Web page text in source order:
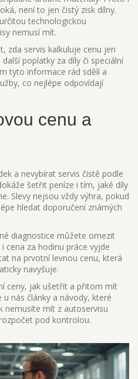
není to jen čistý zisk dílny.
technologickou
nemusí mít.
zda servis kalkuluje cenu jen
poplatky za díly či speciální
tyto informace rád sdělí a
co nejlépe odpovídají
cenu a
a nevybírat servis čistě podle
šetřit peníze i tím, jaké díly
Slevy nejsou vždy výhra, pokud
hledat doporučení známých
diagnostice můžete omezit
cena za hodinu práce vyjde
na prvotní levnou cenu, která
navyšuje.
ceny, jak ušetřit a přitom mít
nás články a návody, které
nemusíte mít z autoservisu
pod kontrolou.